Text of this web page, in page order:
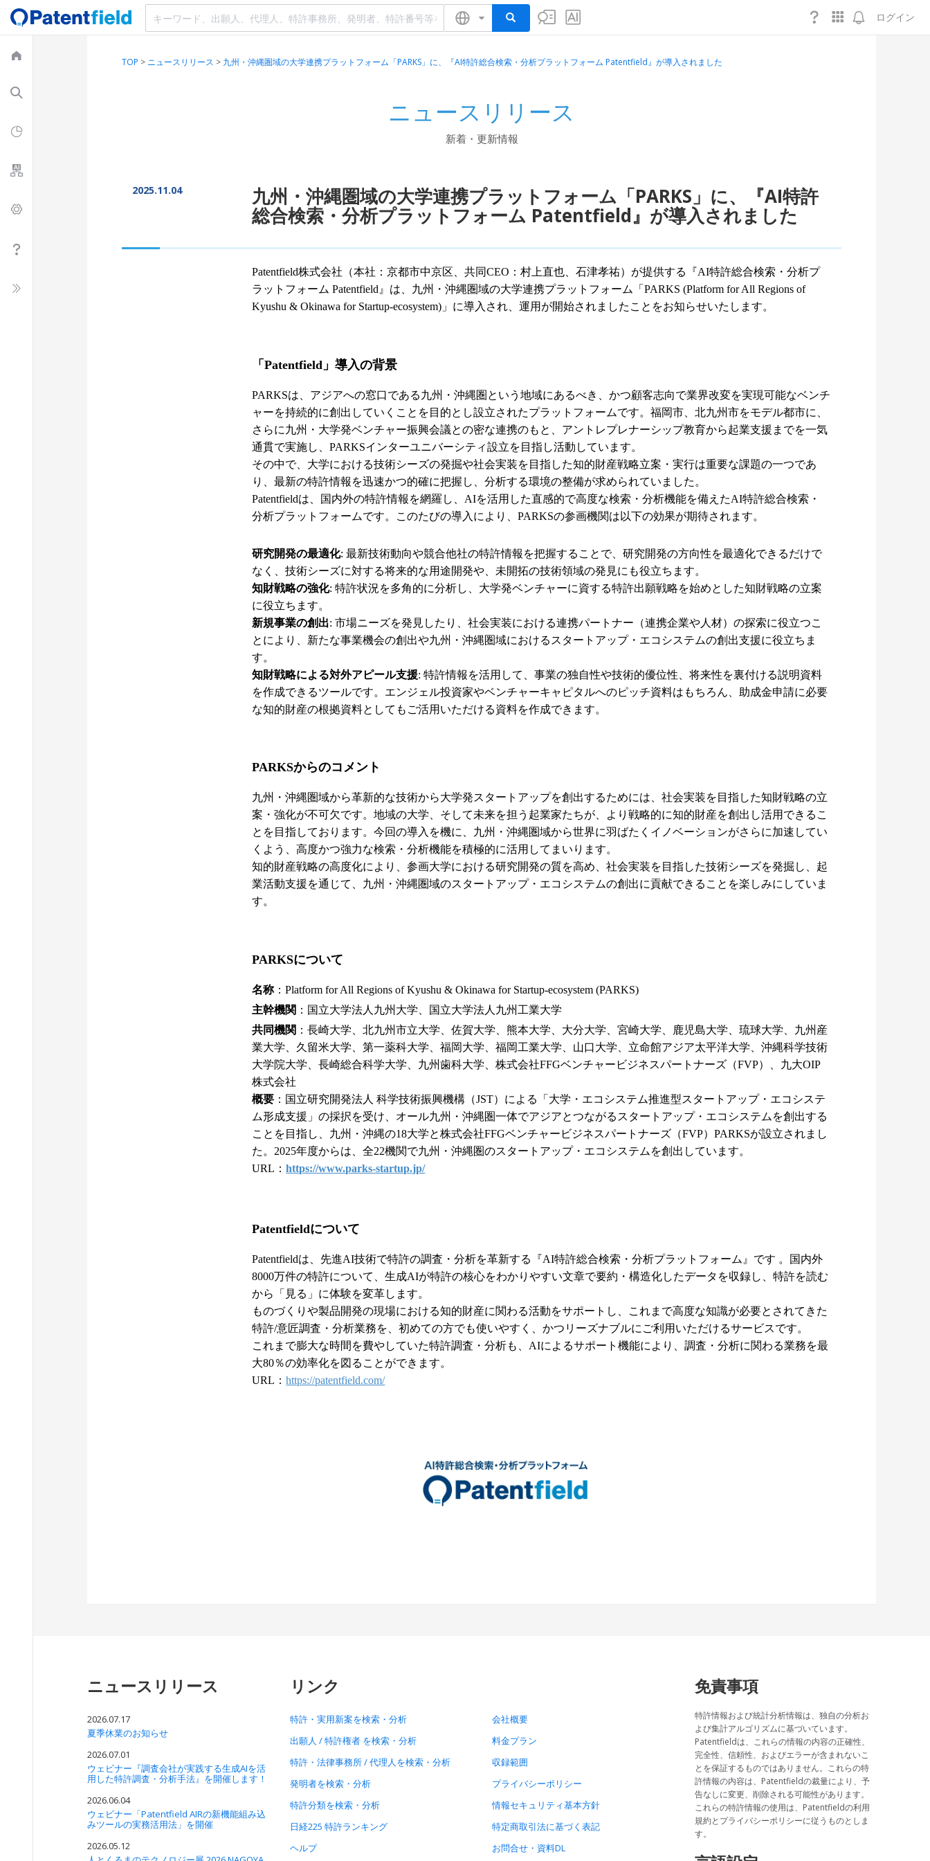
ログイン
TOP > ニュースリリース > 九州・沖縄圏域の大学連携プラットフォーム「PARKS」に、『AI特許総合検索・分析プラットフォーム Patentfield』が導入されました
ニュースリリース
新着・更新情報
2025.11.04 九州・沖縄圏域の大学連携プラットフォーム「PARKS」に、『AI特許
総合検索・分析プラットフォーム Patentfield』が導入されました
Patentfield株式会社（本社：京都市中京区、共同CEO：村上直也、石津孝祐）が提供する『AI特許総合検索・分析プ
ラットフォーム Patentfield』は、九州・沖縄圏域の大学連携プラットフォーム「PARKS (Platform for All Regions of
Kyushu & Okinawa for Startup-ecosystem)」に導入され、運用が開始されましたことをお知らせいたします。
「Patentfield」導入の背景
PARKSは、アジアへの窓口である九州・沖縄圏という地域にあるべき、かつ顧客志向で業界改変を実現可能なベンチ
ャーを持続的に創出していくことを目的とし設立されたプラットフォームです。福岡市、北九州市をモデル都市に、
さらに九州・大学発ベンチャー振興会議との密な連携のもと、アントレプレナーシップ教育から起業支援までを一気
通貫で実施し、PARKSインターユニバーシティ設立を目指し活動しています。
その中で、大学における技術シーズの発掘や社会実装を目指した知的財産戦略立案・実行は重要な課題の一つであ
り、最新の特許情報を迅速かつ的確に把握し、分析する環境の整備が求められていました。
Patentfieldは、国内外の特許情報を網羅し、AIを活用した直感的で高度な検索・分析機能を備えたAI特許総合検索・
分析プラットフォームです。このたびの導入により、PARKSの参画機関は以下の効果が期待されます。
研究開発の最適化: 最新技術動向や競合他社の特許情報を把握することで、研究開発の方向性を最適化できるだけで
なく、技術シーズに対する将来的な用途開発や、未開拓の技術領域の発見にも役立ちます。
知財戦略の強化: 特許状況を多角的に分析し、大学発ベンチャーに資する特許出願戦略を始めとした知財戦略の立案
に役立ちます。
新規事業の創出: 市場ニーズを発見したり、社会実装における連携パートナー（連携企業や人材）の探索に役立つこ
とにより、新たな事業機会の創出や九州・沖縄圏域におけるスタートアップ・エコシステムの創出支援に役立ちま
す。
知財戦略による対外アピール支援: 特許情報を活用して、事業の独自性や技術的優位性、将来性を裏付ける説明資料
を作成できるツールです。エンジェル投資家やベンチャーキャピタルへのピッチ資料はもちろん、助成金申請に必要
な知的財産の根拠資料としてもご活用いただける資料を作成できます。
PARKSからのコメント
九州・沖縄圏域から革新的な技術から大学発スタートアップを創出するためには、社会実装を目指した知財戦略の立
案・強化が不可欠です。地域の大学、そして未来を担う起業家たちが、より戦略的に知的財産を創出し活用できるこ
とを目指しております。今回の導入を機に、九州・沖縄圏域から世界に羽ばたくイノベーションがさらに加速してい
くよう、高度かつ強力な検索・分析機能を積極的に活用してまいります。
知的財産戦略の高度化により、参画大学における研究開発の質を高め、社会実装を目指した技術シーズを発掘し、起
業活動支援を通じて、九州・沖縄圏域のスタートアップ・エコシステムの創出に貢献できることを楽しみにしていま
す。
PARKSについて
名称：Platform for All Regions of Kyushu & Okinawa for Startup-ecosystem (PARKS)
主幹機関 ：国立大学法人九州大学、国立大学法人九州工業大学
共同機関 ：長崎大学、北九州市立大学、佐賀大学、熊本大学、大分大学、宮崎大学、鹿児島大学、琉球大学、九州産
業大学、久留米大学、第一薬科大学、福岡大学、福岡工業大学、山口大学、立命館アジア太平洋大学、沖縄科学技術
大学院大学、長崎総合科学大学、九州歯科大学、株式会社FFGベンチャービジネスパートナーズ（FVP）、九大OIP
株式会社
概要 ：国立研究開発法人 科学技術振興機構（JST）による「大学・エコシステム推進型スタートアップ・エコシステ
ム形成支援」の採択を受け、オール九州・沖縄圏一体でアジアとつながるスタートアップ・エコシステムを創出する
ことを目指し、九州・沖縄の18大学と株式会社FFGベンチャービジネスパートナーズ（FVP）PARKSが設立されまし
た。2025年度からは、全22機関で九州・沖縄圏のスタートアップ・エコシステムを創出しています。
URL：https://www.parks-startup.jp/
Patentfieldについて
Patentfieldは、先進AI技術で特許の調査・分析を革新する『AI特許総合検索・分析プラットフォーム』です 。国内外
8000万件の特許について、生成AIが特許の核心をわかりやすい文章で要約・構造化したデータを収録し、特許を読む
から「見る」に体験を変革します。
ものづくりや製品開発の現場における知的財産に関わる活動をサポートし、これまで高度な知識が必要とされてきた
特許/意匠調査・分析業務を、初めての方でも使いやすく、かつリーズナブルにご利用いただけるサービスです。
これまで膨大な時間を費やしていた特許調査・分析も、AIによるサポート機能により、調査・分析に関わる業務を最
大80％の効率化を図ることができます。
URL：https://patentfield.com/
ニュースリリース
2026.07.17
夏季休業のお知らせ
2026.07.01
ウェビナー『調査会社が実践する生成AIを活
用した特許調査・分析手法』を開催します！
2026.06.04
ウェビナー「Patentfield AIRの新機能組み込
みツールの実務活用法」を開催
2026.05.12
リンク
特許・実用新案を検索・分析
出願人 / 特許権者 を検索・分析
特許・法律事務所 / 代理人を検索・分析
発明者を検索・分析
特許分類を検索・分析
日経225 特許ランキング
ヘルプ
会社概要
料金プラン
収録範囲
プライバシーポリシー
情報セキュリティ基本方針
特定商取引法に基づく表記
お問合せ・資料DL
免責事項
特許情報および統計分析情報は、独自の分析お
よび集計アルゴリズムに基づいています。
Patentfieldは、これらの情報の内容の正確性、
完全性、信頼性、およびエラーが含まれないこ
とを保証するものではありません。これらの特
許情報の内容は、Patentfieldの裁量により、予
告なしに変更、削除される可能性があります。
これらの特許情報の使用は、Patentfieldの利用
規約とプライバシーポリシーに従うものとしま
す。